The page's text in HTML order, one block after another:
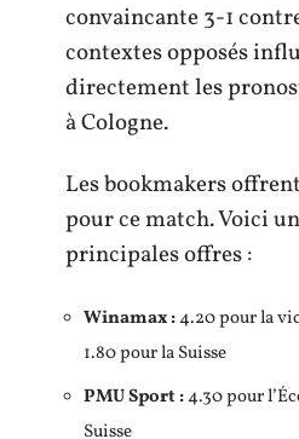
convaincante 3-1
contextes opposés
directement les
à Cologne.
Les bookmakers
pour ce match. Voici
principales offres :
Winamax :4.20 pour la
1.80 pour la Suisse
PMU Sport :4.30 pour
Suisse